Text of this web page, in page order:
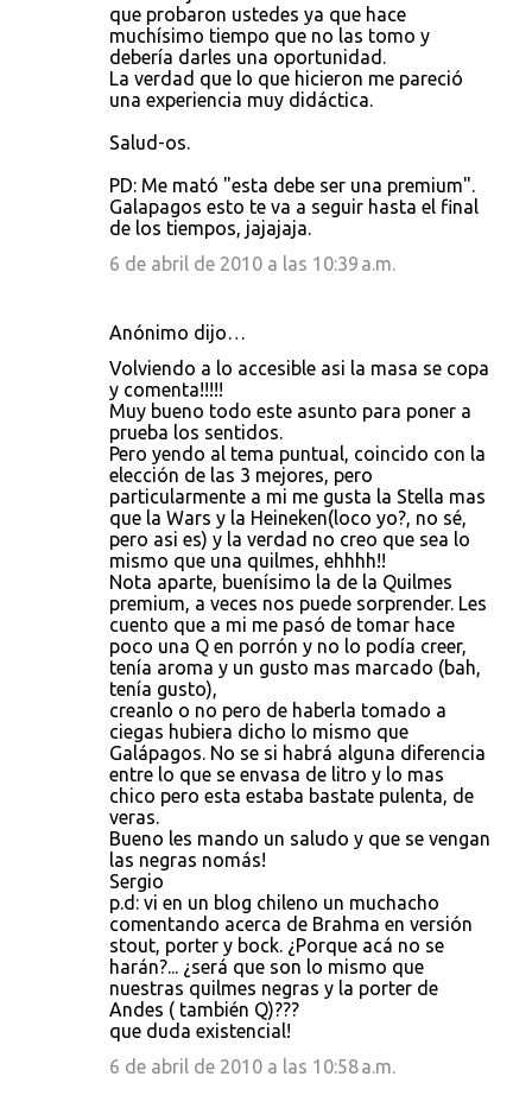
que probaron ustedes ya que hace
muchísimo tiempo que no las tomo y
debería darles una oportunidad.
La verdad que lo que hicieron me pareció
una experiencia muy didáctica.
Salud-os.
PD: Me mató "esta debe ser una premium".
Galapagos esto te va a seguir hasta el final
de los tiempos, jajajaja.
6 de abril de 2010 a las 10:39 a.m.
Anónimo dijo…
Volviendo a lo accesible asi la masa se copa
y comenta!!!!!
Muy bueno todo este asunto para poner a
prueba los sentidos.
Pero yendo al tema puntual, coincido con la
elección de las 3 mejores, pero
particularmente a mi me gusta la Stella mas
que la Wars y la Heineken(loco yo?, no sé,
pero asi es) y la verdad no creo que sea lo
mismo que una quilmes, ehhhh!!
Nota aparte, buenísimo la de la Quilmes
premium, a veces nos puede sorprender. Les
cuento que a mi me pasó de tomar hace
poco una Q en porrón y no lo podía creer,
tenía aroma y un gusto mas marcado (bah,
tenía gusto),
creanlo o no pero de haberla tomado a
ciegas hubiera dicho lo mismo que
Galápagos. No se si habrá alguna diferencia
entre lo que se envasa de litro y lo mas
chico pero esta estaba bastate pulenta, de
veras.
Bueno les mando un saludo y que se vengan
las negras nomás!
Sergio
p.d: vi en un blog chileno un muchacho
comentando acerca de Brahma en versión
stout, porter y bock. ¿Porque acá no se
harán?... ¿será que son lo mismo que
nuestras quilmes negras y la porter de
Andes ( también Q)???
que duda existencial!
6 de abril de 2010 a las 10:58 a.m.